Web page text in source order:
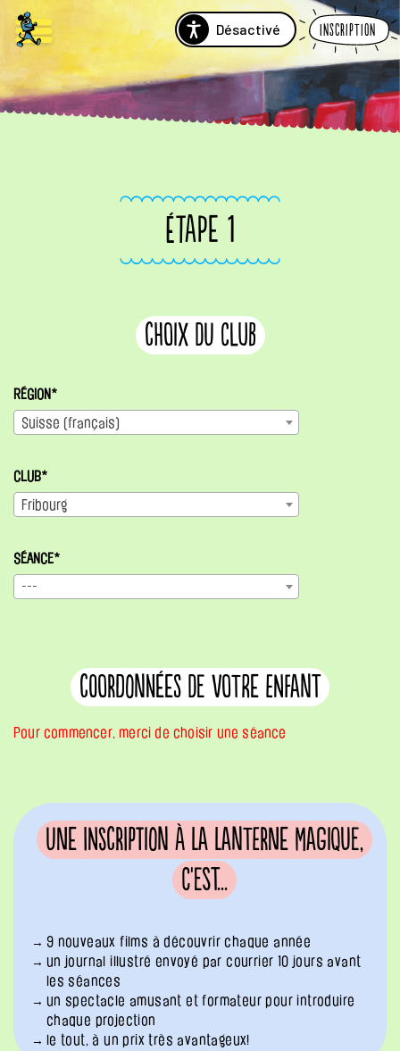
Désactivé Inscription
ÉTAPE 1
choix du club
RÉGION*
Suisse (français)
CLUB*
Fribourg
SÉANCE*
---
coordonnées de votre enfant
Pour commencer, merci de choisir une séance
Une inscription à La Lanterne Magique,
c'est...
9 nouveaux films à découvrir chaque année
un journal illustré envoyé par courrier 10 jours avant
les séances
un spectacle amusant et formateur pour introduire
chaque projection
le tout, à un prix très avantageux!